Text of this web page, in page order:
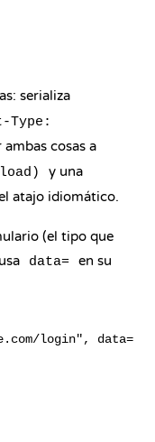
serializa
Type:
cosas a
y una
atajo idiomático.
(el tipo que
data= en su